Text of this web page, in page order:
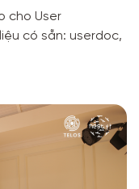
cho User
có sẵn: userdoc,